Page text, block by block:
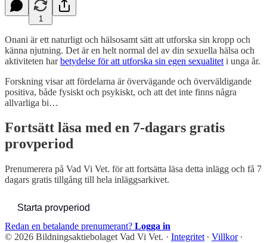
1
Onani är ett naturligt och hälsosamt sätt att utforska sin kropp och
känna njutning. Det är en helt normal del av din sexuella hälsa och
aktiviteten harbetydelse för att utforska sin egen sexualitet i unga år.
Forskning visar att fördelarna är övervägande och överväldigande
positiva, både fysiskt och psykiskt, och att det inte finns några
allvarliga bi…
Fortsätt läsa med en 7-dagars gratis
provperiod
Prenumerera på Vad Vi Vet. för att fortsätta läsa detta inlägg och få 7
dagars gratis tillgång till hela inläggsarkivet.
Starta provperiod
Redan en betalande prenumerant? Logga in
© 2026 Bildningsaktiebolaget Vad Vi Vet. · Integritet ∙ Villkor∙